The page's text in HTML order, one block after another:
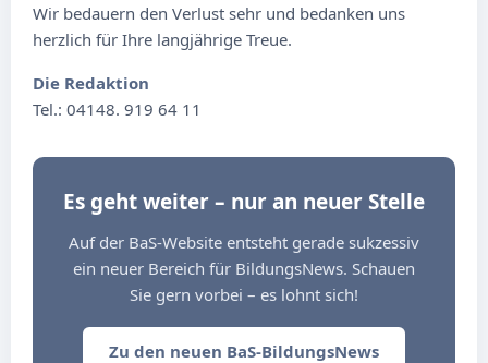
Wir bedauern den Verlust sehr und bedanken uns
herzlich für Ihre langjährige Treue.
Die Redaktion
Tel.: 04148. 919 64 11
Es geht weiter – nur an neuer Stelle
Auf der BaS-Website entsteht gerade sukzessiv
ein neuer Bereich für BildungsNews. Schauen
Sie gern vorbei – es lohnt sich!
Zu den neuen BaS-BildungsNews